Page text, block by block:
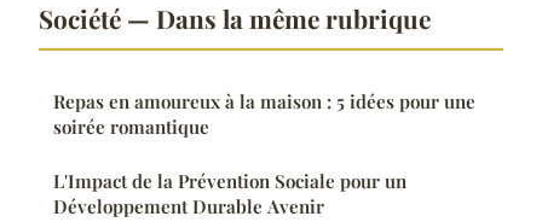
Société — Dans la même rubrique
Repas en amoureux à la maison : 5 idées pour une
soirée romantique
L'Impact de la Prévention Sociale pour un
Développement Durable Avenir